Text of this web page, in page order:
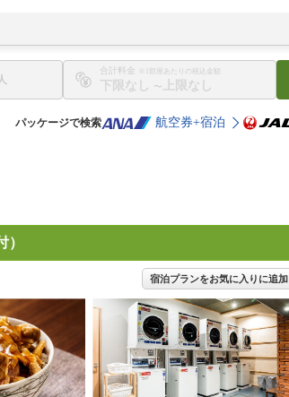
合計料金 ※1部屋あたりの税込金額
〜
パッケージで検索 航空券+宿泊
宿泊プランをお気に入りに追加